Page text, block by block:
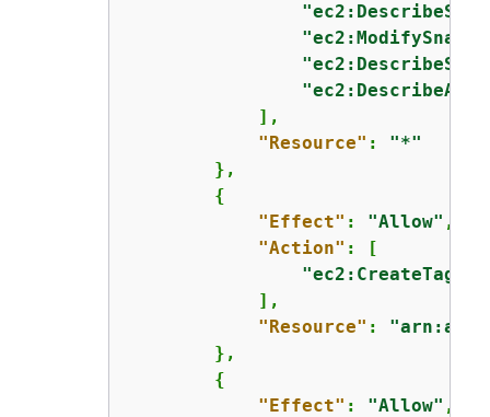
            ],
"Resource" : "*"
        },
{
"Effect" : "Allow" ,
"Action" : [
"ec2:CreateTags"
            ],
"Resource" :
        },
{
"Effect" : "Allow" ,